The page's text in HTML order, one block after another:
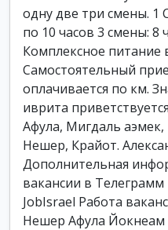
одну две три смены. 1
по 10 часов 3 смены: 8
Комплексное питание
Самостоятельный
оплачивается по км.
иврита
Афула, Мигдаль
Нешер, Крайот.
Дополнительная
вакансии в
JobIsrael Работа
Нешер Афула